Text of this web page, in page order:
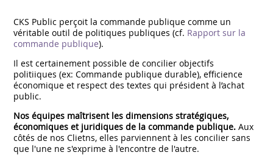
CKS Public perçoit la commande publique comme un
véritable outil de politiques publiques (cf. Rapport sur la
commande publique).
Il est certainement possible de concilier objectifs
politiiques (ex: Commande publique durable), efficience
économique et respect des textes qui président à l’achat
public.
Nos équipes maîtrisent les dimensions stratégiques,
économiques et juridiques de la commande publique. Aux
côtés de nos Clietns, elles parviennent à les concilier sans
que l'une ne s'exprime à l'encontre de l'autre.